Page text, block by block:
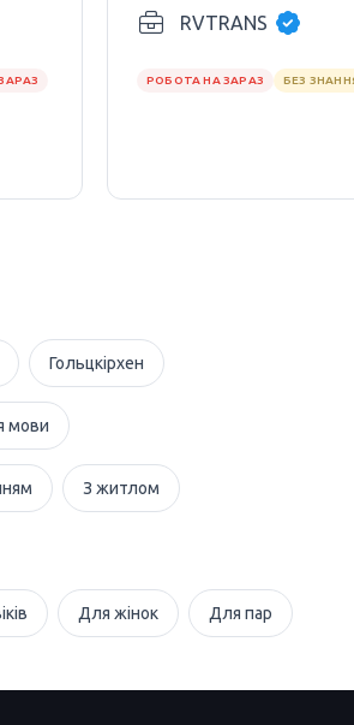
RVTRANS
РОБОТА НА ЗАРАЗ БЕЗ
Гольцкірхен
мови
З житлом
Для жінок Для пар